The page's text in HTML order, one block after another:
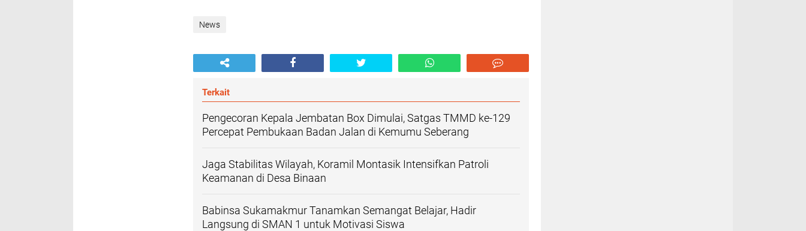
News
Terkait
Pengecoran Kepala Jembatan Box Dimulai, Satgas TMMD ke-129
Percepat Pembukaan Badan Jalan di Kemumu Seberang
Jaga Stabilitas Wilayah, Koramil Montasik Intensifkan Patroli
Keamanan di Desa Binaan
Babinsa Sukamakmur Tanamkan Semangat Belajar, Hadir
Langsung di SMAN 1 untuk Motivasi Siswa